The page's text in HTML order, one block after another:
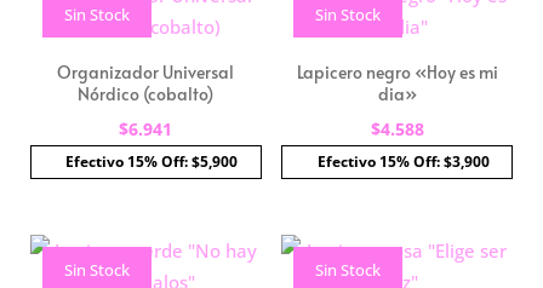
Sin Stock
Organizador Universal
Nórdico (cobalto)
$6.941
Efectivo 15% Off: $5,900
Sin Stock
Lapicero negro «Hoy es mi
dia»
$4.588
Efectivo 15% Off: $3,900
Sin Stock Sin Stock